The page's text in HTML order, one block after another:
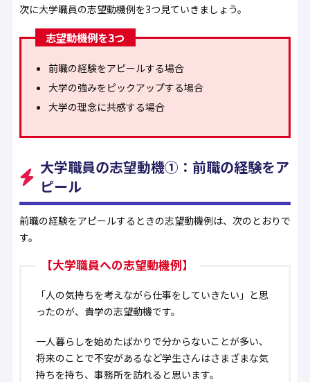
次に大学職員の志望動機例を3つ見ていきましょう。
志望動機例を3つ
前職の経験をアピールする場合
大学の強みをピックアップする場合
大学の理念に共感する場合
大学職員の志望動機①：前職の経験をア
ピール
前職の経験をアピールするときの志望動機例は、次のとおりで
す。
【大学職員への志望動機例】
「人の気持ちを考えながら仕事をしていきたい」と思
ったのが、貴学の志望動機です。
一人暮らしを始めたばかりで分からないことが多い、
将来のことで不安があるなど学生さんはさまざまな気
持ちを持ち、事務所を訪れると思います。